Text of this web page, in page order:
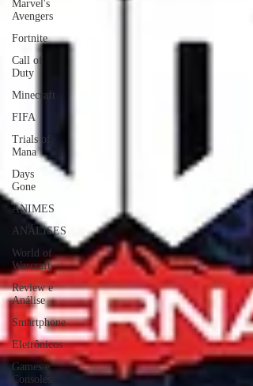
Marvel's
Avengers
Fortnite
Call of
Duty
Minecraft
FIFA
Trials of
Mana
Days
Gone
ANIMES
ANÁLISES
World of
Warcraft
Review e
Análise
Smartphone
Eletrônicos
Games e
Consoles